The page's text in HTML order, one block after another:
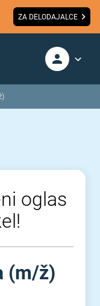
ZA DELODAJALCE
oglas
(m⁠/⁠ž)